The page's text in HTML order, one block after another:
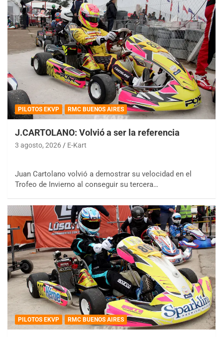
PILOTOS EKVP RMC BUENOS AIRES
J.CARTOLANO: Volvió a ser la referencia
3 agosto, 2026 E-Kart
Juan Cartolano volvió a demostrar su velocidad en el
Trofeo de Invierno al conseguir su tercera…
PILOTOS EKVP RMC BUENOS AIRES